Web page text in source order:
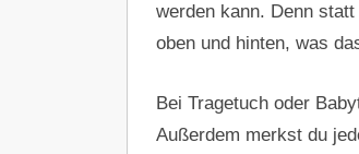
werden kann. Denn
oben und hinten, was
Bei Tragetuch oder
Außerdem merkst du